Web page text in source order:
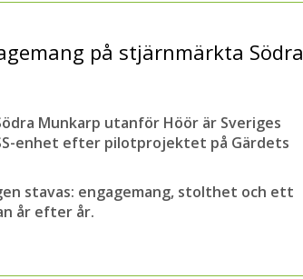
på stjärnmärkta Södra
Munkarp utanför Höör är Sveriges
enhet efter pilotprojektet på Gärdets
stavas: engagemang, stolthet och ett
år efter år.